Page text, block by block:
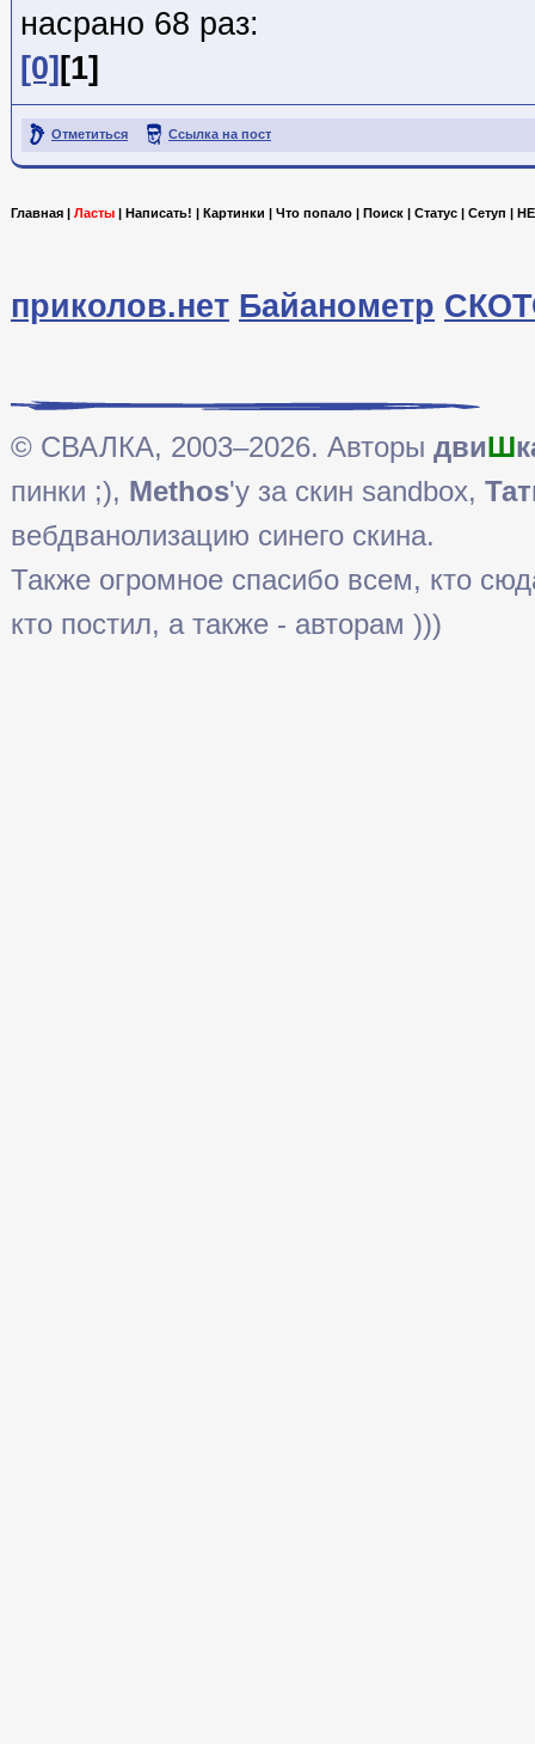
насрано 68 раз:
[0] [1]
Отметиться Ссылка на пост
Главная | Ласты | Написать! | Картинки | Что попало | Поиск | Статус | Сетуп |
приколов.нет Байанометр
© СВАЛКА, 2003–2026. Авторы двиШ
пинки ;), Methos'у за скин sandbox,
вебдванолизацию синего скина.
Также огромное спасибо всем, кто
кто постил, а также - авторам )))